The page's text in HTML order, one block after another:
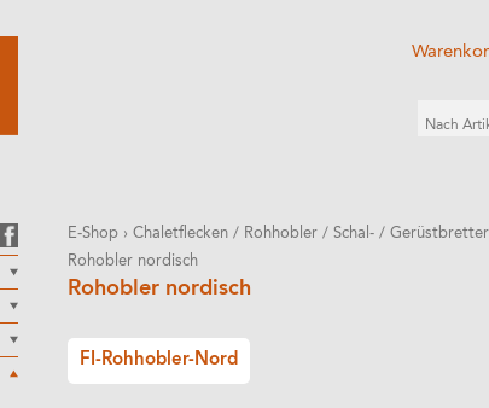
E-Shop › Chaletflecken / Rohhobler / Schal- / Gerüstbretter
Rohobler nordisch
Rohobler nordisch
FI-Rohhobler-Nord